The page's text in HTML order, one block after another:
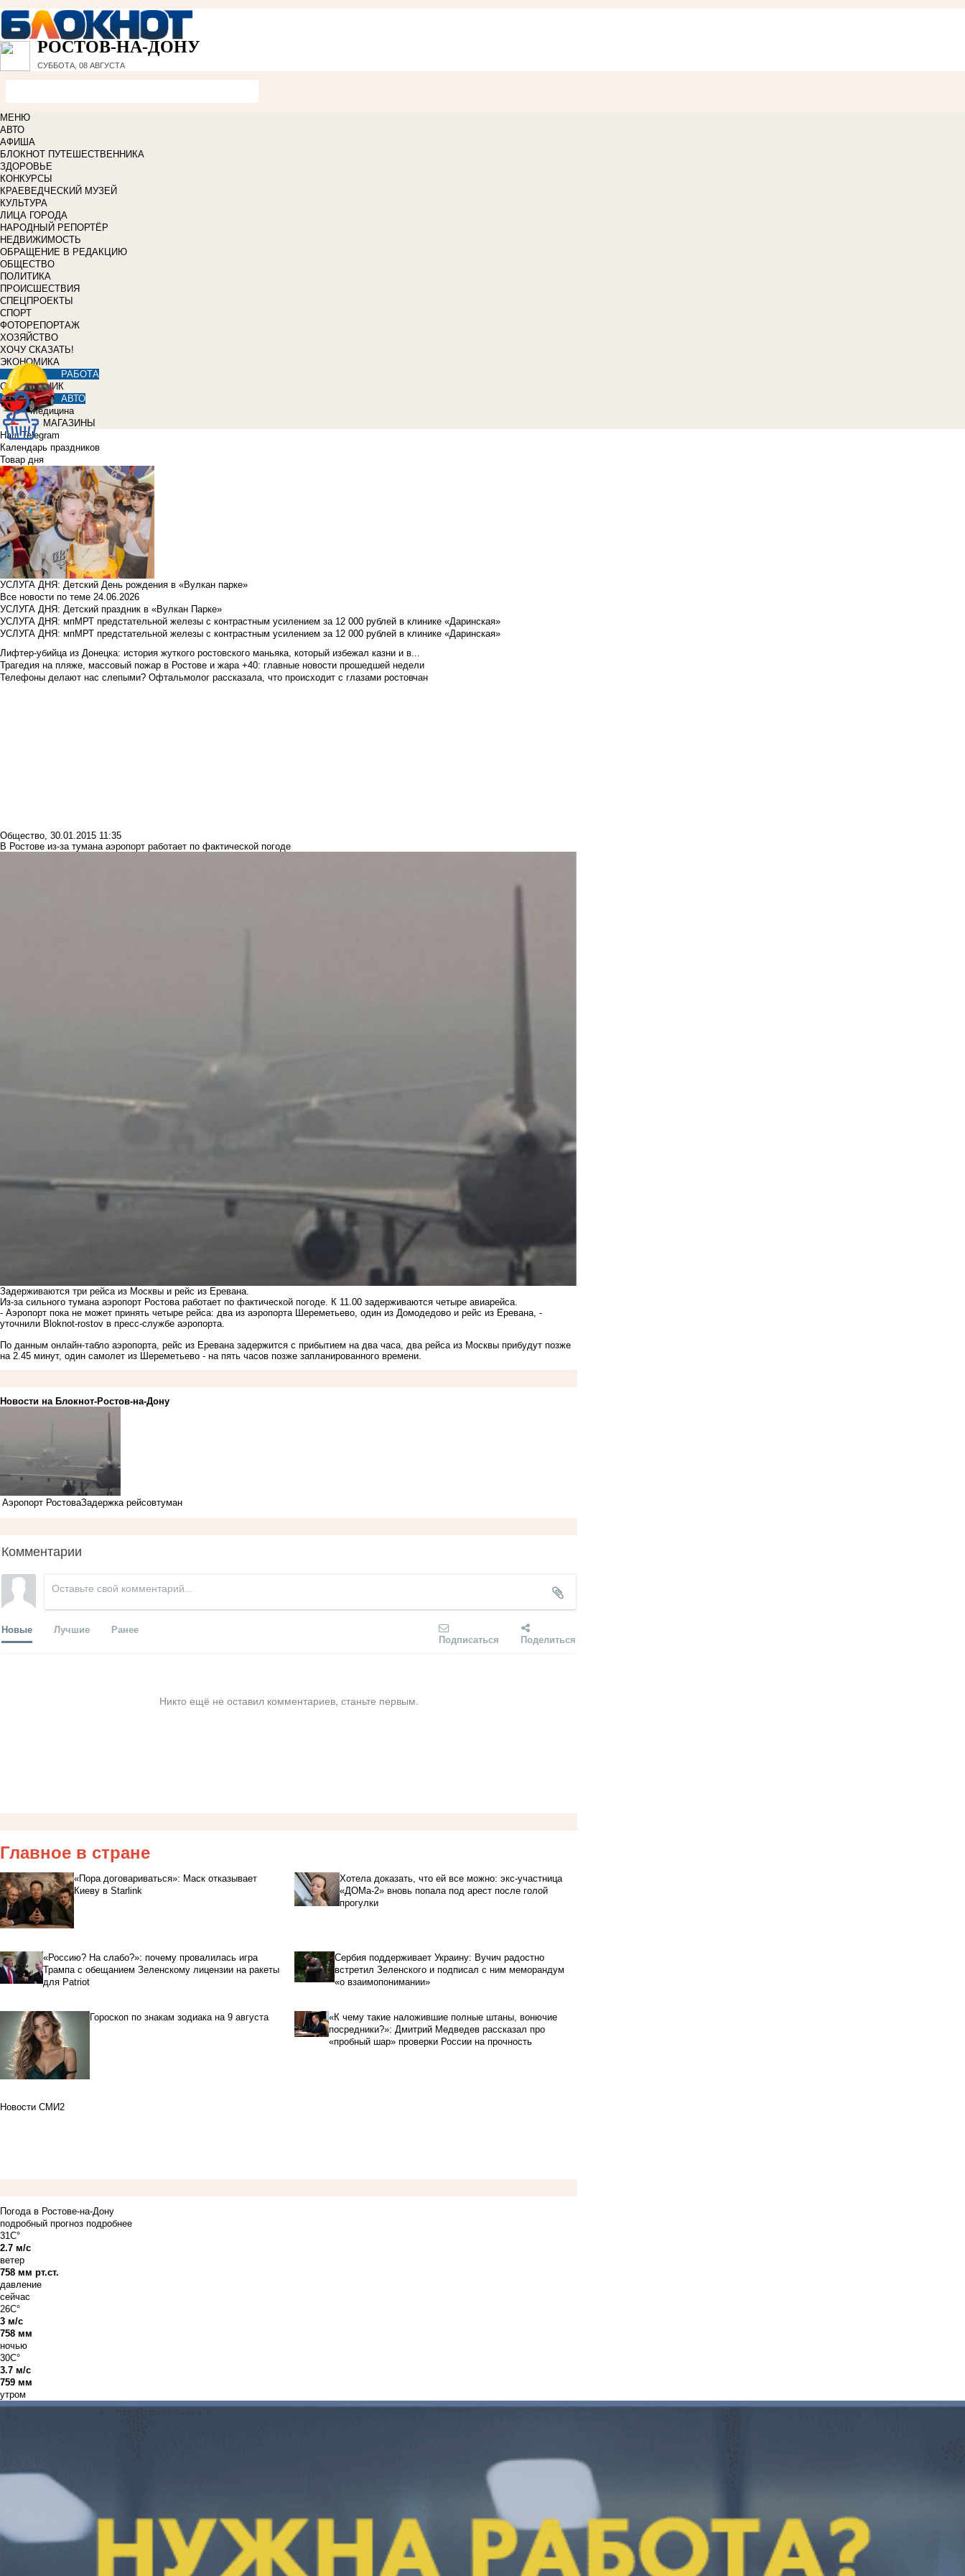
РОСТОВ-НА-ДОНУ
СУББОТА, 08 АВГУСТА
МЕНЮ
АВТО
АФИША
БЛОКНОТ ПУТЕШЕСТВЕННИКА
ЗДОРОВЬЕ
КОНКУРСЫ
КРАЕВЕДЧЕСКИЙ МУЗЕЙ
КУЛЬТУРА
ЛИЦА ГОРОДА
НАРОДНЫЙ РЕПОРТЁР
НЕДВИЖИМОСТЬ
ОБРАЩЕНИЕ В РЕДАКЦИЮ
ОБЩЕСТВО
ПОЛИТИКА
ПРОИСШЕСТВИЯ
СПЕЦПРОЕКТЫ
СПОРТ
ФОТОРЕПОРТАЖ
ХОЗЯЙСТВО
ХОЧУ СКАЗАТЬ!
ЭКОНОМИКА
РАБОТА
СПРАВОЧНИК
АВТО
Медицина
МАГАЗИНЫ
Наш Telegram
Календарь праздников
Товар дня
УСЛУГА ДНЯ: Детский День рождения в «Вулкан парке»
Все новости по теме 24.06.2026
УСЛУГА ДНЯ: Детский праздник в «Вулкан Парке»
УСЛУГА ДНЯ: мпМРТ предстательной железы с контрастным усилением за 12 000 рублей в клинике «Даринская»
УСЛУГА ДНЯ: мпМРТ предстательной железы с контрастным усилением за 12 000 рублей в клинике «Даринская»
Лифтер-убийца из Донецка: история жуткого ростовского маньяка, который избежал казни и в...
Трагедия на пляже, массовый пожар в Ростове и жара +40: главные новости прошедшей недели
Телефоны делают нас слепыми? Офтальмолог рассказала, что происходит с глазами ростовчан
Общество, 30.01.2015 11:35
В Ростове из-за тумана аэропорт работает по фактической погоде
Задерживаются три рейса из Москвы и рейс из Еревана.
Из-за сильного тумана аэропорт Ростова работает по фактической погоде. К 11.00 задерживаются четыре авиарейса.
- Аэропорт пока не может принять четыре рейса: два из аэропорта Шереметьево, один из Домодедово и рейс из Еревана, -
уточнили Bloknot-rostov в пресс-службе аэропорта.
По данным онлайн-табло аэропорта, рейс из Еревана задержится с прибытием на два часа, два рейса из Москвы прибудут позже
на 2.45 минут, один самолет из Шереметьево - на пять часов позже запланированного времени.
Новости на Блoкнoт-Ростов-на-Дону
Аэропорт РостоваЗадержка рейсовтуман
Комментарии
Новые Лучшие Ранее
Подписаться Поделиться
Никто ещё не оставил комментариев, станьте первым.
Главное в стране
«Пора договариваться»: Маск отказывает
Киеву в Starlink
Хотела доказать, что ей все можно: экс-участница
«ДОМа-2» вновь попала под арест после голой
прогулки
«Россию? На слабо?»: почему провалилась игра
Трампа с обещанием Зеленскому лицензии на ракеты
для Patriot
Сербия поддерживает Украину: Вучич радостно
встретил Зеленского и подписал с ним меморандум
«о взаимопонимании»
Гороскоп по знакам зодиака на 9 августа
«К чему такие наложившие полные штаны, вонючие
посредники?»: Дмитрий Медведев рассказал про
«пробный шар» проверки России на прочность
Новости СМИ2
Погода в Ростове-на-Дону
подробный прогноз подробнее
31C°
2.7 м/с
ветер
758 мм рт.ст.
давление
сейчас
26C°
3 м/с
758 мм
ночью
30C°
3.7 м/с
759 мм
утром